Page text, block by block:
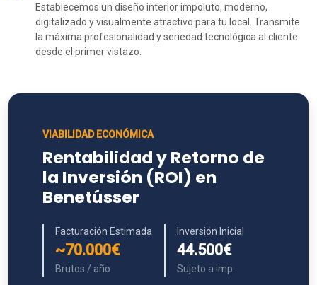
Establecemos un diseño interior impoluto, moderno,
digitalizado y visualmente atractivo para tu local. Transmite
la máxima profesionalidad y seriedad tecnológica al cliente
desde el primer vistazo.
VIABILIDAD ECONÓMICA
Rentabilidad y Retorno de
la Inversión (ROI) en
Benetússer
Facturación Estimada
~70.000€
Brutos / año
Inversión Inicial
44.500€
Sujeto a imp.